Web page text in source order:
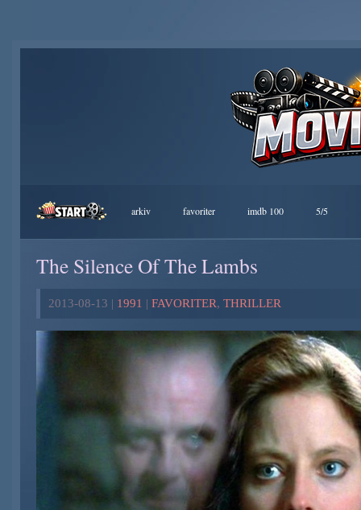
arkiv favoriter imdb 100 5/5
The Silence Of The Lambs
2013-08-13 | 1991 | FAVORITER, THRILLER